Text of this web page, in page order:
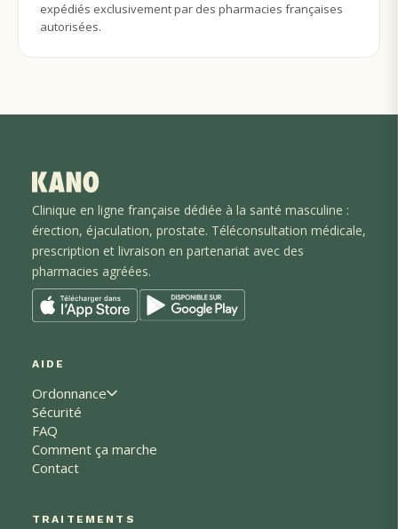
expédiés exclusivement par des pharmacies françaises
autorisées.
Clinique en ligne française dédiée à la santé masculine :
érection, éjaculation, prostate. Téléconsultation médicale,
prescription et livraison en partenariat avec des
pharmacies agréées.
AIDE
Ordonnance
Sécurité
FAQ
Comment ça marche
Contact
TRAITEMENTS